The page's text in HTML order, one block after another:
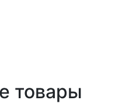
товары